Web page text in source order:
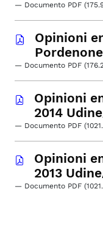
— Documento PDF
Opinioni
— Documento PDF
Opinioni
2014
— Documento PDF
Opinioni
2013
— Documento PDF